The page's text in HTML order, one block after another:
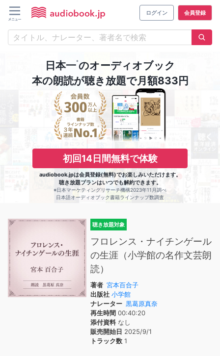
ログイン 会員登録
日本一※のオーディオブック
本の朗読が聴き放題で月額833円
初回14日間無料で体験
audiobook.jpは会員登録(無料)でお楽しみいただけます。
聴き放題プランはいつでも解約できます。
※日本マーケティングリサーチ機構2023年11月調べ
日本語オーディオブック書籍ラインナップ数調査
聴き放題対象
フロレンス・ナイチンゲール
の生涯（小学館の名作文芸朗
読）
著者 宮本百合子
出版社 小学館
ナレーター 黒葛原真奈
再生時間 00:40:20
添付資料なし
販売開始日 2025/9/1
トラック数 1